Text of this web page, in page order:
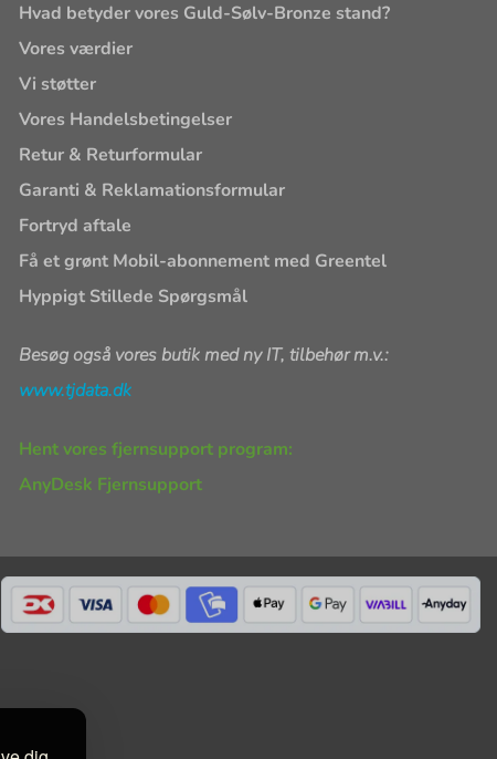
Hvad betyder vores Guld-Sølv-Bronze stand?
Vores værdier
Vi støtter
Vores Handelsbetingelser
Retur & Returformular
Garanti & Reklamationsformular
Fortryd aftale
Få et grønt Mobil-abonnement med Greentel
Hyppigt Stillede Spørgsmål
Besøg også vores butik med ny IT, tilbehør m.v.:
www.tjdata.dk
Hent vores fjernsupport program:
AnyDesk Fjernsupport